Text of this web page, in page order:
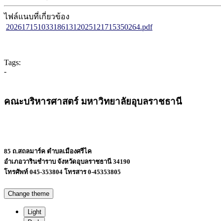
ไฟล์แนบที่เกี่ยวข้อง
2026171510331861312025121715350264.pdf
Tags:
-
คณะบริหารศาสตร์ มหาวิทยาลัยอุบลราชธานี
85 ถ.สถลมาร์ค ตำบลเมืองศรีไค
อำเภอวารินชำราบ จังหวัดอุบลราชธานี 34190
โทรศัพท์ 045-353804 โทรสาร 0-45353805
Change theme
Light